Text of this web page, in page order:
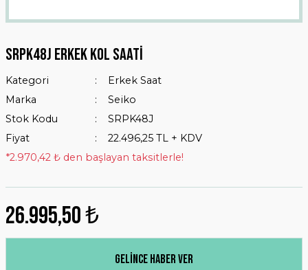
Srpk48j Erkek Kol Saati
Kategori
Erkek Saat
Marka
Seiko
Stok Kodu
SRPK48J
Fiyat
22.496,25 TL + KDV
*2.970,42 ₺ den başlayan taksitlerle!
26.995,50 ₺
Gelince Haber Ver